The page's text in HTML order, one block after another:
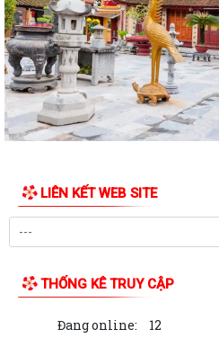
UBND phường tổ chức hội nghị
năm 2026 và công tác phòng, chống...
Hoàng Gián long trọng tổ chức Lễ
phố
Công khai các Quyết định của Ủy
hành chính thuộc phạmvi quản lý...
Trần Nhân Tông lần thứ Nhất, năm
Chương trình làm việc của Thường
hội 6 tháng đầu năm, triển...
LIÊN KẾT WEB SITE
THỐNG KÊ TRUY CẬP
Đang online: 12